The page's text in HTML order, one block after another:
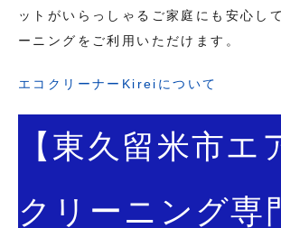
ットがいらっしゃるご家庭にも安心し
ーニングをご利用いただけます。
エコクリーナーKireiについて
【東久留米市エ
クリーニング専